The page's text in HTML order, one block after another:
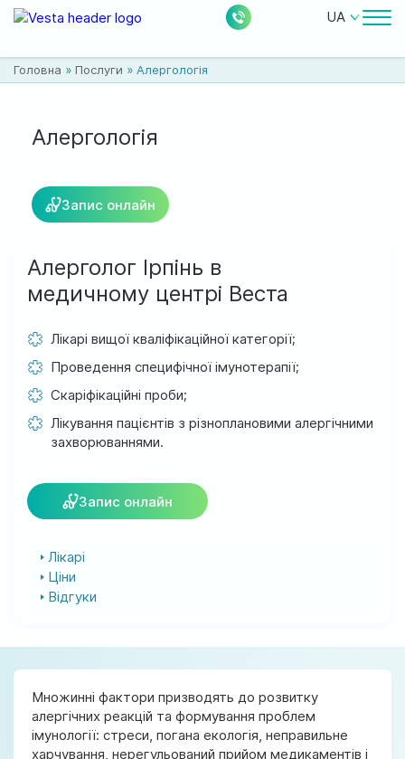
UA
Лікарі
Ціни
Контакти
Акції Новини Відгуки
Місцезнаходження:
м. Ірпінь, вул. Соборна, 128/1
Ми працюємо:
Пн-Пт: 8:00-19:00
Сб: 08:00-18:00
Нд: 9:00-17:00
Головна » Послуги » Алергологія
Алергологія
Запис онлайн
Алерголог Ірпінь в
медичному центрі Веста
Лікарі вищої кваліфікаційної категорії;
Проведення специфічної імунотерапії;
Скаріфікаційні проби;
Лікування пацієнтів з різноплановими алергічними
захворюваннями.
Запис онлайн
Лікарі
Ціни
Відгуки
Множинні фактори призводять до розвитку
алергічних реакцій та формування проблем
імунології: стреси, погана екологія, неправильне
харчування, нерегульований прийом медикаментів і